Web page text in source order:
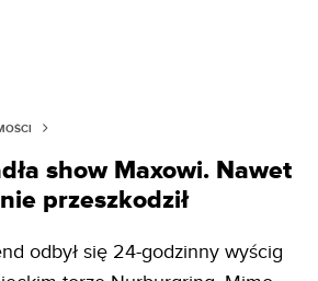
show Maxowi. Nawet
przeszkodził
odbył się 24-godzinny wyścig